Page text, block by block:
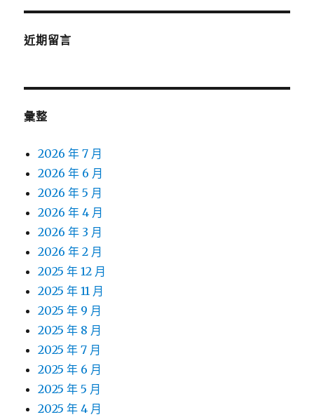
近期留言
彙整
2026 年 7 月
2026 年 6 月
2026 年 5 月
2026 年 4 月
2026 年 3 月
2026 年 2 月
2025 年 12 月
2025 年 11 月
2025 年 9 月
2025 年 8 月
2025 年 7 月
2025 年 6 月
2025 年 5 月
2025 年 4 月